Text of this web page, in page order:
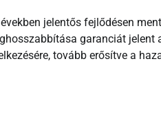
jelentős fejlődésen
garanciát
tovább erősítve a